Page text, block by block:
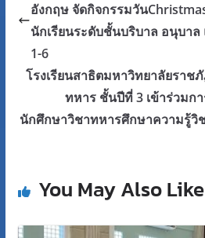
อังกฤษ จัดกิจกรรมวัน
นักเรียนระดับชั้นบริบาล อนุบา
1-6
โรงเรียนสาธิตมหาวิทยาลัยราช
ทหาร ชั้นปีที่ 3 เข้าร่วมก
นักศึกษาวิชาทหารศึกษาความรู้วิ
You May Also Like